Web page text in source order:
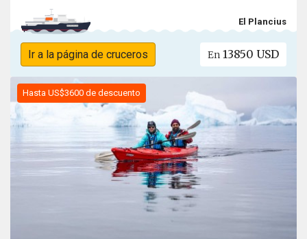
El Plancius
Ir a la página de cruceros En 13850 USD
Hasta US$3600 de descuento